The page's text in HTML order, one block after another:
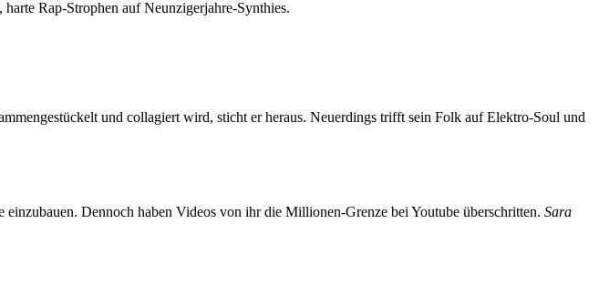
Rap-Strophen auf Neunzigerjahre-Synthies.
und collagiert wird, sticht er heraus. Neuerdings trifft sein Folk auf Elektro-Soul und
Dennoch haben Videos von ihr die Millionen-Grenze bei Youtube überschritten. Sara